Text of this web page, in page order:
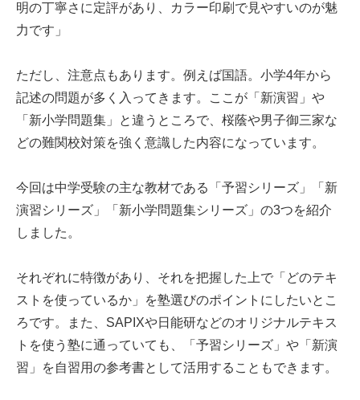
明の丁寧さに定評があり、カラー印刷で見やすいのが魅
力です」
ただし、注意点もあります。例えば国語。小学4年から
記述の問題が多く入ってきます。ここが「新演習」や
「新小学問題集」と違うところで、桜蔭や男子御三家な
どの難関校対策を強く意識した内容になっています。
今回は中学受験の主な教材である「予習シリーズ」「新
演習シリーズ」「新小学問題集シリーズ」の3つを紹介
しました。
それぞれに特徴があり、それを把握した上で「どのテキ
ストを使っているか」を塾選びのポイントにしたいとこ
ろです。また、SAPIXや日能研などのオリジナルテキス
トを使う塾に通っていても、「予習シリーズ」や「新演
習」を自習用の参考書として活用することもできます。